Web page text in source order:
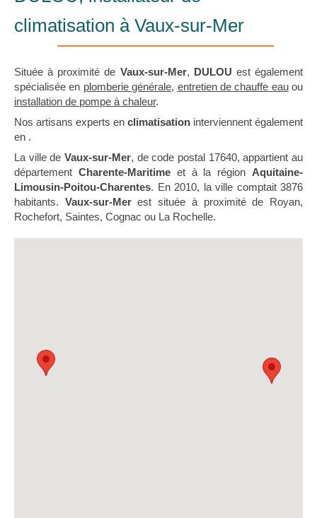
climatisation à Vaux-sur-Mer
Située à proximité de Vaux-sur-Mer, DULOU est également
spécialisée en plomberie générale, entretien de chauffe eauou
installation de pompe à chaleur.
Nos artisans experts en climatisation interviennent également
en .
La ville de Vaux-sur-Mer, de code postal 17640, appartient au
département Charente-Maritimeet à la région Aquitaine-
Limousin-Poitou-Charentes. En 2010, la ville comptait 3876
habitants. Vaux-sur-Merest située à proximité de Royan,
Rochefort, Saintes, Cognac ou La Rochelle.